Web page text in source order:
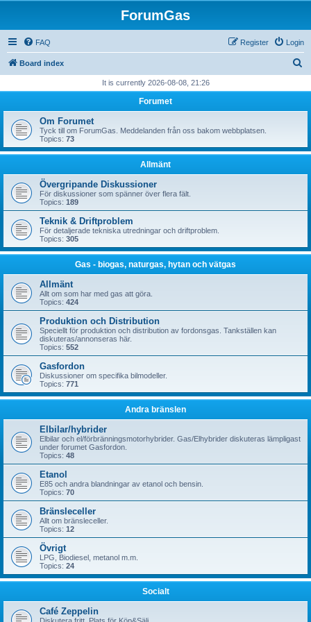
ForumGas
FAQ Login
Register
Board index
r
h
It is currently 2026-08-08, 21:26
Forumet
Om Forumet
Tyck till om ForumGas. Meddelanden från oss bakom webbplatsen.
Topics: 73
Allmänt
Övergripande Diskussioner
För diskussioner som spänner över flera fält.
Topics: 189
Teknik & Driftproblem
För detaljerade tekniska utredningar och driftproblem.
Topics: 305
Gas - biogas, naturgas, hytan och vätgas
Allmänt
Allt om som har med gas att göra.
Topics: 424
Produktion och Distribution
Speciellt för produktion och distribution av fordonsgas. Tankställen kan
diskuteras/annonseras här.
Topics: 552
Gasfordon
Diskussioner om specifika bilmodeller.
Topics: 771
Andra bränslen
Elbilar/hybrider
Elbilar och el/förbränningsmotorhybrider. Gas/Elhybrider diskuteras lämpligast
under forumet Gasfordon.
Topics: 48
Etanol
E85 och andra blandningar av etanol och bensin.
Topics: 70
Bränsleceller
Allt om bränsleceller.
Topics: 12
Övrigt
LPG, Biodiesel, metanol m.m.
Topics: 24
Socialt
Café Zeppelin